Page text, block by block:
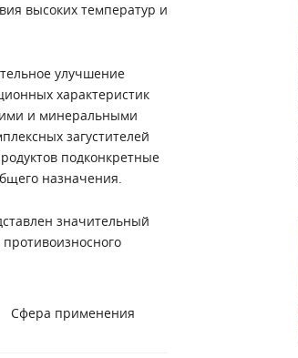
высоких температур и
улучшение
характеристик
и минеральными
загустителей
подконкретные
назначения.
значительный
Сфера применения